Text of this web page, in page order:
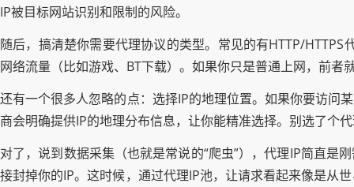
IP被目标网站识别和限制的风险。
随后，搞清楚你需要代理协议的类型。常见的有HTTP/HTTPS
网络流量（比如游戏、BT下载）。如果你只是普通上网，前者
还有一个很多人忽略的点：选择IP的地理位置。如果你要访问
商会明确提供IP的地理分布信息，让你能精准选择。别选了个
对了，说到数据采集（也就是常说的“爬虫”），代理IP简直是
接封掉你的IP。这时候，通过代理IP池，让请求看起来像是从